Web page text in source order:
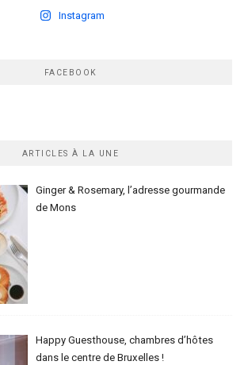
Instagram
FACEBOOK
ARTICLES À LA UNE
Ginger & Rosemary, l’adresse gourmande
de Mons
Happy Guesthouse, chambres d’hôtes
dans le centre de Bruxelles !